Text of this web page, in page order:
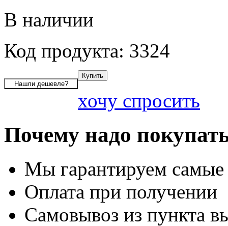
В наличии
Код продукта: 3324
хочу спросить
Почему надо
Мы гарантируем
Оплата при получении
Самовывоз из пункта